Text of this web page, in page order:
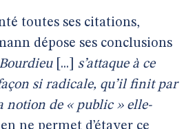
toutes ses citations,
dépose ses conclusions
[...] s’attaque à ce
si radicale, qu’il finit par
notion de « public » elle-
ne permet d’étayer ce